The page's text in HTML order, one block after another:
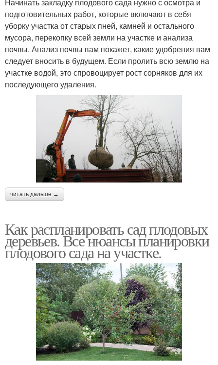
подготовительных работ, которые включают в себя
уборку участка от старых пней, камней и остального
мусора, перекопку всей земли на участке и анализа
почвы. Анализ почвы вам покажет, какие удобрения вам
следует вносить в будущем. Если пролить всю землю на
участке водой, это спровоцирует рост сорняков для их
последующего удаления.
читать дальше →
Как распланировать сад плодовых
деревьев. Все нюансы планировки
плодового сада на участке.